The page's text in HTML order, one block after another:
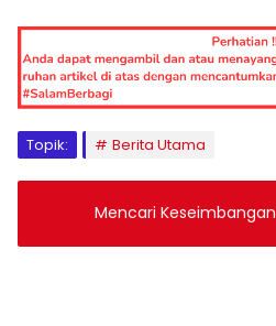
Topik: Berita Utama
Mencari Keseimbangan